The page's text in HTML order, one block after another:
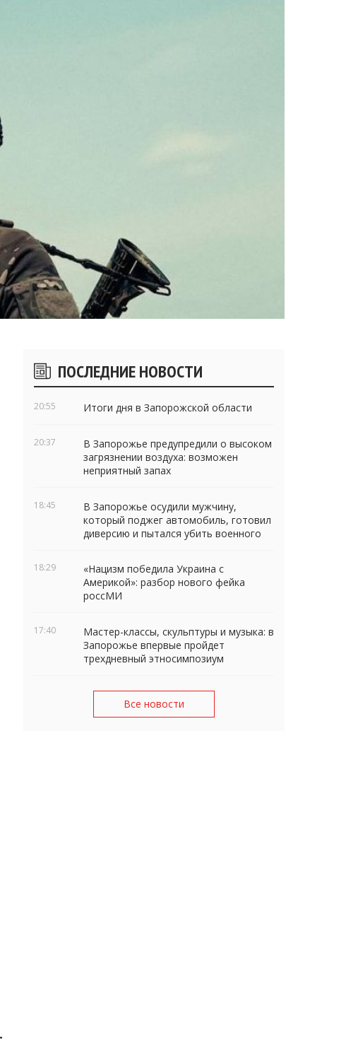
Боковые
виджеты
ПОСЛЕДНИЕ НОВОСТИ
20:55 Итоги дня в Запорожской области
20:37
В Запорожье предупредили о высоком
загрязнении воздуха: возможен
неприятный запах
18:45
В Запорожье осудили мужчину,
который поджег автомобиль, готовил
диверсию и пытался убить военного
18:29
«Нацизм победила Украина с
Америкой»: разбор нового фейка
россМИ
17:40
Мастер-классы, скульптуры и музыка: в
Запорожье впервые пройдет
трехдневный этносимпозиум
Все новости